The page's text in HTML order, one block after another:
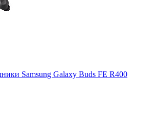
Samsung Galaxy Buds FE R400